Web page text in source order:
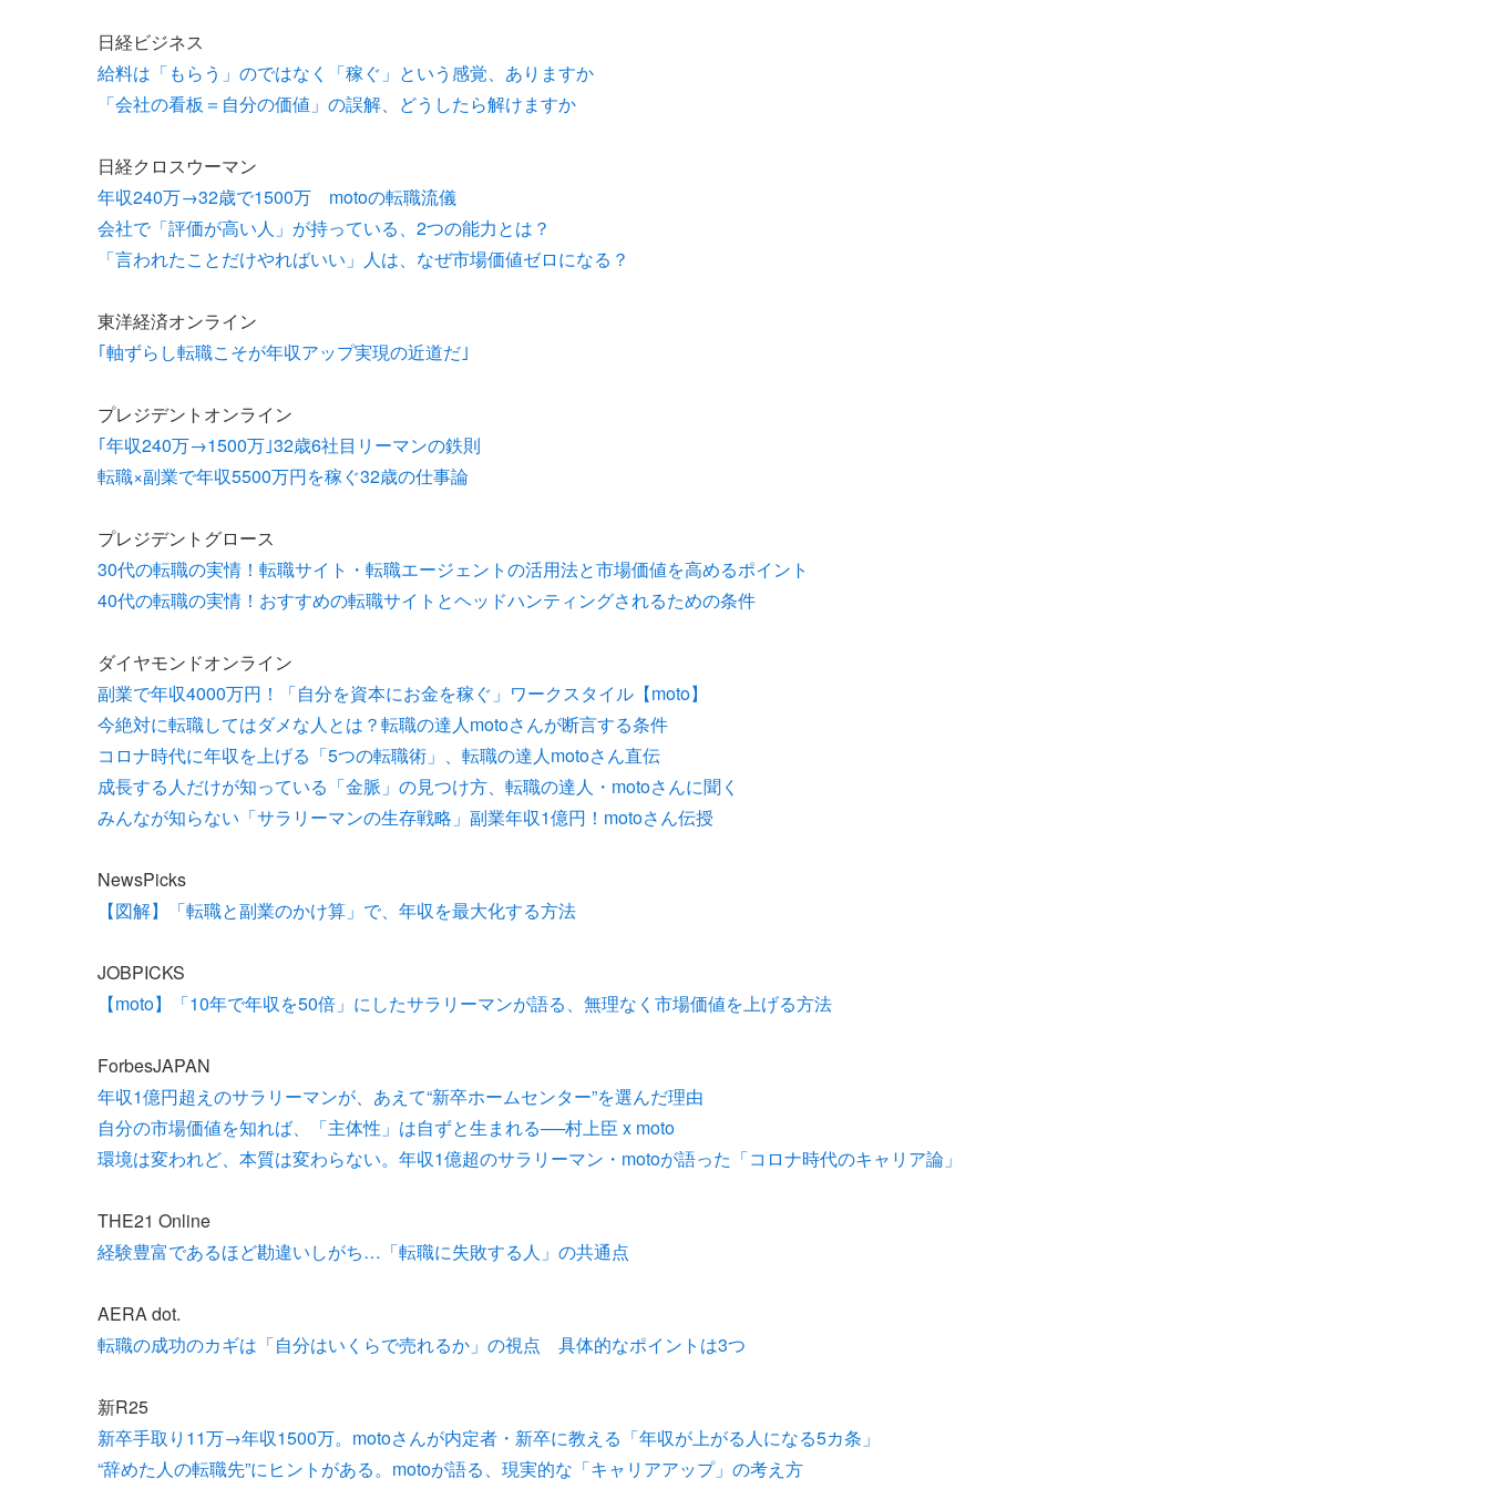
日経ビジネス
給料は「もらう」のではなく「稼ぐ」という感覚、ありますか
「会社の看板＝自分の価値」の誤解、どうしたら解けますか
日経クロスウーマン
年収240万→32歳で1500万 motoの転職流儀
会社で「評価が高い人」が持っている、2つの能力とは？
「言われたことだけやればいい」人は、なぜ市場価値ゼロになる？
東洋経済オンライン
｢軸ずらし転職こそが年収アップ実現の近道だ｣
プレジデントオンライン
｢年収240万→1500万｣32歳6社目リーマンの鉄則
転職×副業で年収5500万円を稼ぐ32歳の仕事論
プレジデントグロース
30代の転職の実情！転職サイト・転職エージェントの活用法と市場価値を高めるポイント
40代の転職の実情！おすすめの転職サイトとヘッドハンティングされるための条件
ダイヤモンドオンライン
副業で年収4000万円！「自分を資本にお金を稼ぐ」ワークスタイル【moto】
今絶対に転職してはダメな人とは？転職の達人motoさんが断言する条件
コロナ時代に年収を上げる「5つの転職術」、転職の達人motoさん直伝
成長する人だけが知っている「金脈」の見つけ方、転職の達人・motoさんに聞く
みんなが知らない「サラリーマンの生存戦略」副業年収1億円！motoさん伝授
NewsPicks
【図解】「転職と副業のかけ算」で、年収を最大化する方法
JOBPICKS
【moto】「10年で年収を50倍」にしたサラリーマンが語る、無理なく市場価値を上げる方法
ForbesJAPAN
年収1億円超えのサラリーマンが、あえて“新卒ホームセンター”を選んだ理由
自分の市場価値を知れば、「主体性」は自ずと生まれる──村上臣 x moto
環境は変われど、本質は変わらない。年収1億超のサラリーマン・motoが語った「コロナ時代のキャリア論」
THE21 Online
経験豊富であるほど勘違いしがち…「転職に失敗する人」の共通点
AERA dot.
転職の成功のカギは「自分はいくらで売れるか」の視点 具体的なポイントは3つ
新R25
新卒手取り11万→年収1500万。motoさんが内定者・新卒に教える「年収が上がる人になる5カ条」
“辞めた人の転職先”にヒントがある。motoが語る、現実的な「キャリアアップ」の考え方